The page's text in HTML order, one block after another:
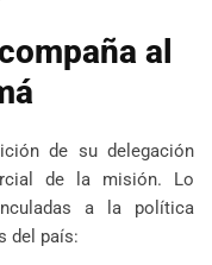
al
de su delegación
de la misión. Lo
a la política
del país: